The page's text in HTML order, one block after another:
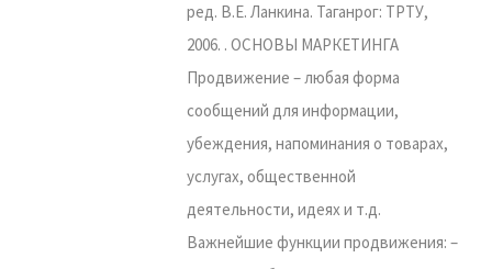
ред. В.Е. Ланкина. Таганрог: ТРТУ,
2006. . ОСНОВЫ МАРКЕТИНГА
Продвижение – любая форма
сообщений для информации,
убеждения, напоминания о товарах,
услугах, общественной
деятельности, идеях и т.д.
Важнейшие функции продвижения: –